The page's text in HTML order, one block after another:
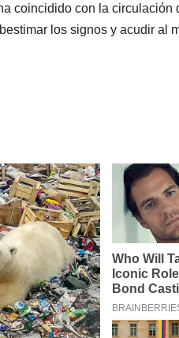
coincidido con la circulación
los signos y acudir al